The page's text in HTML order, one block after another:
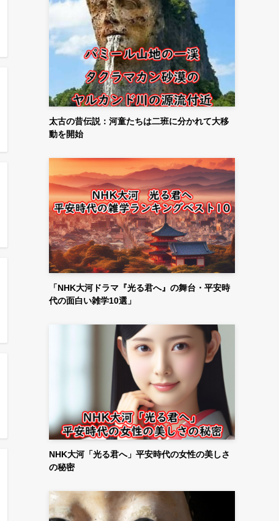
太古の昔伝説：河童たちは二班に分かれて大移
動を開始
「NHK大河ドラマ『光る君へ』の舞台・平安時
代の面白い雑学10選」
NHK大河「光る君へ」平安時代の女性の美しさ
の秘密